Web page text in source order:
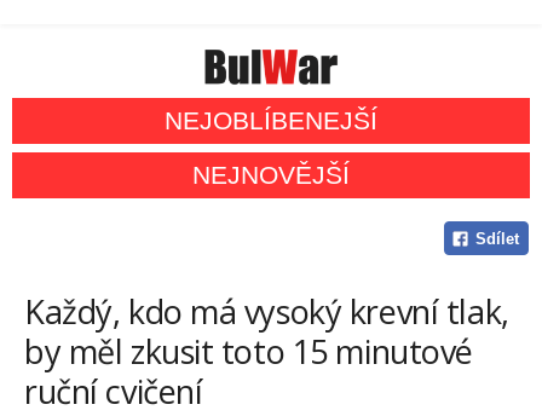
NEJOBLÍBENEJŠÍ
NEJNOVĚJŠÍ
Sdílet
Každý, kdo má vysoký krevní tlak,
by měl zkusit toto 15 minutové
ruční cvičení